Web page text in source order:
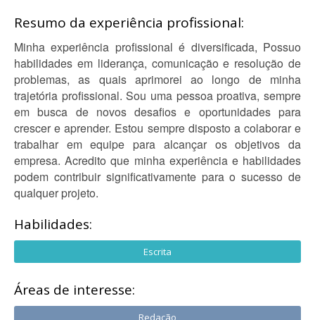
Resumo da experiência profissional:
Minha experiência profissional é diversificada, Possuo
habilidades em liderança, comunicação e resolução de
problemas, as quais aprimorei ao longo de minha
trajetória profissional. Sou uma pessoa proativa, sempre
em busca de novos desafios e oportunidades para
crescer e aprender. Estou sempre disposto a colaborar e
trabalhar em equipe para alcançar os objetivos da
empresa. Acredito que minha experiência e habilidades
podem contribuir significativamente para o sucesso de
qualquer projeto.
Habilidades:
Escrita
Áreas de interesse:
Redação